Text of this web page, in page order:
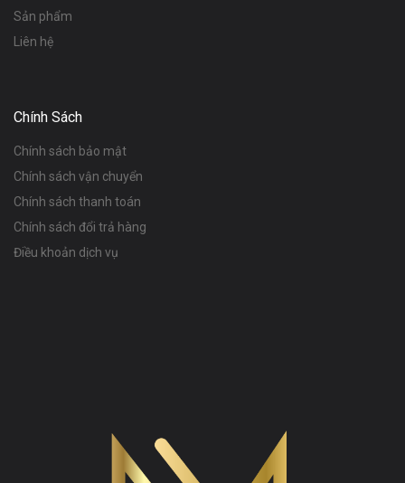
Sản phẩm
Liên hệ
Chính Sách
Chính sách bảo mật
Chính sách vận chuyển
Chính sách thanh toán
Chính sách đổi trả hàng
Điều khoản dịch vụ